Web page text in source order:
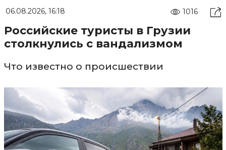
06.08.2026, 16:18 1016
Российские туристы в Грузии
столкнулись с вандализмом
Что известно о происшествии